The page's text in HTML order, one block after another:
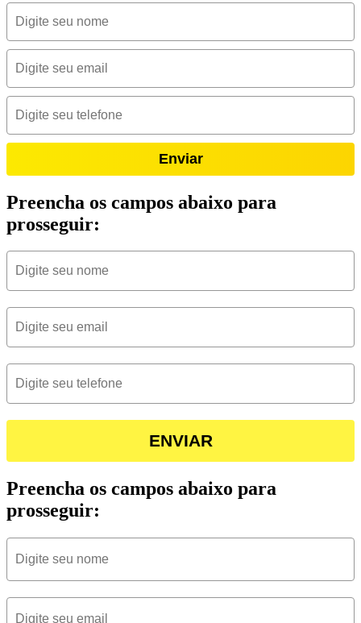
Enviar
Preencha os campos abaixo para
prosseguir:
ENVIAR
Preencha os campos abaixo para
prosseguir: